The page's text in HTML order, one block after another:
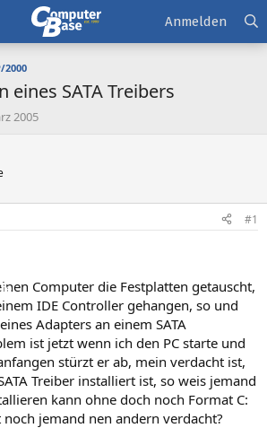
Anmelden
2000
eines SATA Treibers
2005
#1
Computer die Festplatten getauscht,
IDE Controller gehangen, so und
Adapters an einem SATA
ist jetzt wenn ich den PC starte und
stürzt er ab, mein verdacht ist,
Treiber installiert ist, so weis jemand
kann ohne doch noch Format C:
jemand nen andern verdacht?